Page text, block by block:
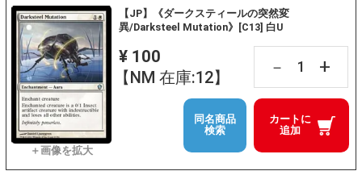
【JP】《ダークスティールの突然変
異/Darksteel Mutation》[C13] 白U
¥ 100
【NM 在庫:12】
－ +
カートに
追加
同名商品
検索